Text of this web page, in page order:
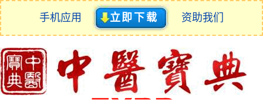
手机应用 立即下载 资助我们